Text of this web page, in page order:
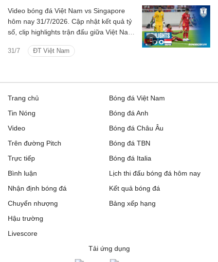
31/7 ĐT Việt Nam
Video bóng đá Việt Nam vs Singapore
hôm nay 31/7/2026. Cập nhật kết quả tỷ
số, clip highlights trận đấu giữa Việt Nam
Trang chủ
Tin Nóng
Video
Trên đường Pitch
Trực tiếp
Bóng đá Việt Nam
Bóng đá Anh
Bóng đá Châu Âu
Bóng đá TBN
Bóng đá Italia
Bình luận
Nhận định bóng đá
Chuyển nhượng
Hậu trường
Livescore
Lịch thi đấu bóng đá hôm nay
Kết quả bóng đá
Bảng xếp hạng
Tải ứng dụng